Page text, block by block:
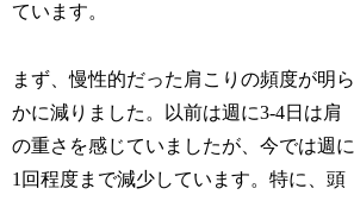
ています。
まず、慢性的だった肩こりの頻度が明ら
かに減りました。以前は週に3-4日は肩
の重さを感じていましたが、今では週に
1回程度まで減少しています。特に、頭